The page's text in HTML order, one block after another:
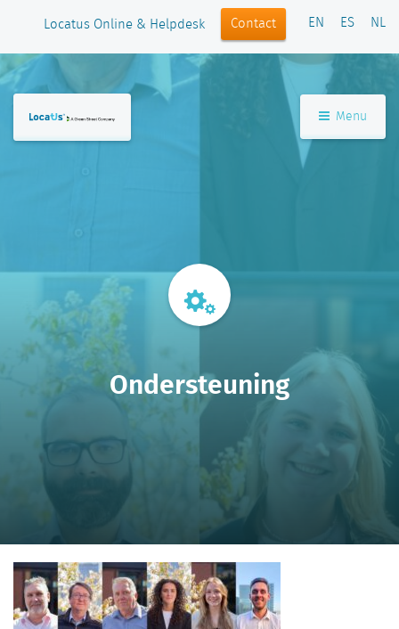
Locatus Online & Helpdesk Contact EN ES NL
Menu
Ondersteuning